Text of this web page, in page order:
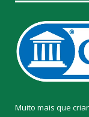
Muito mais que